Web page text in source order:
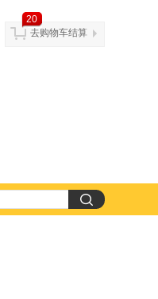
20
去购物车结算